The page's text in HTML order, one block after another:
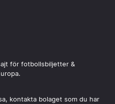
för fotbollsbiljetter &
kontakta bolaget som du har